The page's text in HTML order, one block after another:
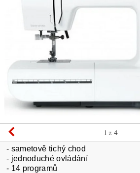
1 z 4
- sametově tichý chod
- jednoduché ovládání
- 14 programů